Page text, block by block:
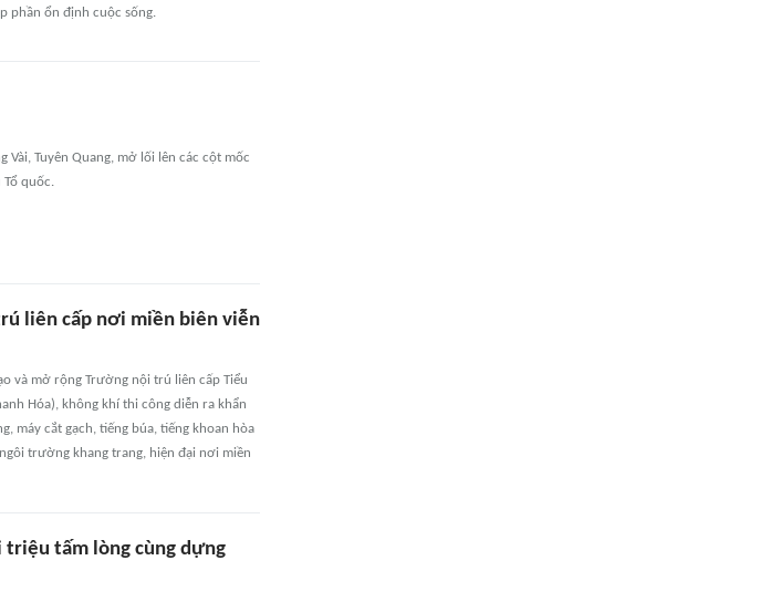
phần ổn định cuộc sống.
Tuyên Quang, mở lối lên các cột mốc
Tổ quốc.
liên cấp nơi miền biên viễn
và mở rộng Trường nội trú liên cấp Tiểu
Hóa), không khí thi công diễn ra khẩn
máy cắt gạch, tiếng búa, tiếng khoan hòa
trường khang trang, hiện đại nơi miền
triệu tấm lòng cùng dựng